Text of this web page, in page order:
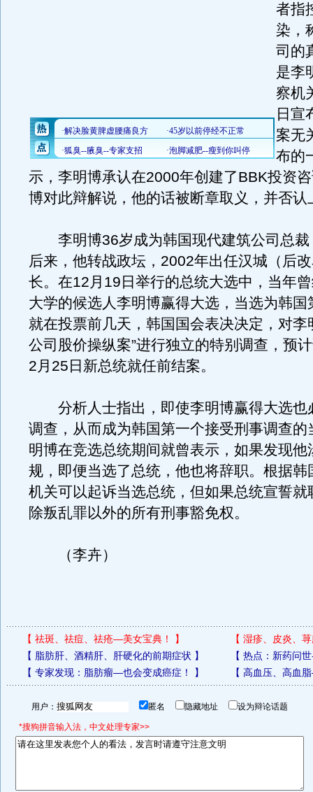
者指
染，
司的
是李
察机
日宣
案无
布的
示，李明博承认在2000年创建了BBK投资
博对此辩解说，他的话被断章取义，并否认
李明博36岁成为韩国现代建筑公司总裁
后来，他转战政坛，2002年出任汉城（后
长。在12月19日举行的总统大选中，当年
大学的候选人李明博赢得大选，当选为韩国
就在投票前几天，韩国国会表决决定，对李
公司股价操纵案”进行独立的特别调查，预
2月25日新总统就任前结案。
分析人士指出，即使李明博赢得大选也
调查，从而成为韩国第一个接受刑事调查的
明博在竞选总统期间就曾表示，如果发现他
规，即便当选了总统，他也将辞职。根据韩
机关可以起诉当选总统，但如果总统宣誓就
除叛乱罪以外的所有刑事豁免权。
（李卉）
【 祛斑、祛痘、祛疮—美女宝典！ 】 【 湿疹、皮炎、
【 脂肪肝、酒精肝、肝硬化的前期症状 】 【 热点：新药问
【 专家发现：脂肪瘤—也会变成癌症！ 】 【 高血压、高血
用户： 匿名 隐藏地址 设为辩论话题
*搜狗拼音输入法，中文处理专家>>